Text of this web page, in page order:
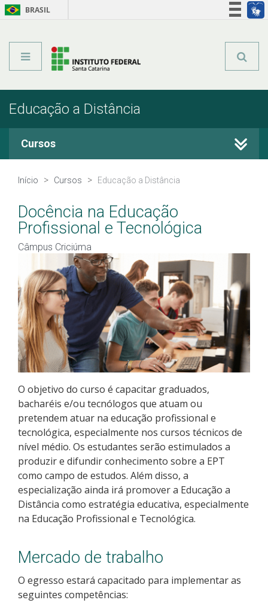
BRASIL
Educação a Distância
Cursos
Cursos Técnicos
Graduação
Pós-graduação
Educação a Distância
Educação de Jovens e Adultos
Transferências e retornos
PartiuIF
Parcerias
Processo de Inscrição
Resultados
Como posso estudar no IFSC?
Calendário de inscrições
Início Cursos Educação a Distância
Docência na Educação
Profissional e Tecnológica
Câmpus Criciúma
O objetivo do curso é capacitar graduados,
bacharéis e/ou tecnólogos que atuam ou
pretendem atuar na educação profissional e
tecnológica, especialmente nos cursos técnicos de
nível médio. Os estudantes serão estimulados a
produzir e difundir conhecimento sobre a EPT
como campo de estudos. Além disso, a
especialização ainda irá promover a Educação a
Distância como estratégia educativa, especialmente
na Educação Profissional e Tecnológica.
Mercado de trabalho
O egresso estará capacitado para implementar as
seguintes competências: